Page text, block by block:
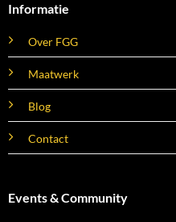
Informatie
Over FGG
Maatwerk
Blog
Contact
Events & Community